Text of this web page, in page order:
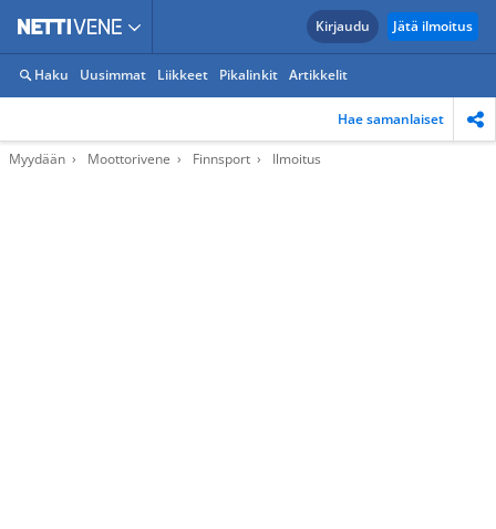
Kirjaudu Jätä ilmoitus
Haku Uusimmat Liikkeet Pikalinkit Artikkelit
Hae samanlaiset
Myydään Moottorivene Finnsport Ilmoitus